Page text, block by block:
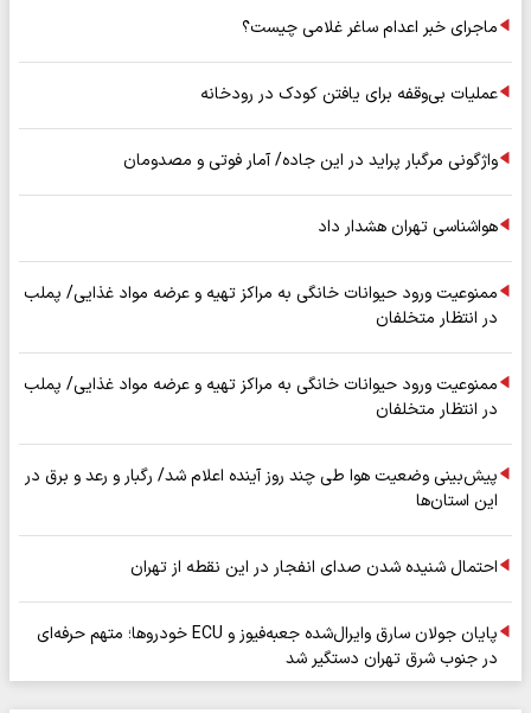
ماجرای خبر اعدام ساغر غلامی چیست؟
عملیات بی‌وقفه برای یافتن کودک در رودخانه
واژگونی مرگبار پراید در این جاده/ آمار فوتی و مصدومان
هواشناسی تهران هشدار داد
ممنوعیت ورود حیوانات خانگی به مراکز تهیه و عرضه مواد غذایی/ پملب
در انتظار متخلفان
ممنوعیت ورود حیوانات خانگی به مراکز تهیه و عرضه مواد غذایی/ پملب
در انتظار متخلفان
پیش‌بینی وضعیت هوا طی چند روز آینده اعلام شد/ رگبار و رعد و برق در
این استان‌ها
احتمال شنیده شدن صدای انفجار در این نقطه از تهران
پایان جولان سارق وایرال‌شده جعبه‌فیوز و ECU خودروها؛ متهم حرفه‌ای
در جنوب شرق تهران دستگیر شد